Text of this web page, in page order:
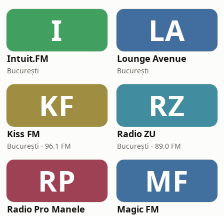
I
Intuit.FM
București
LA
Lounge Avenue
București
KF
Kiss FM
București · 96.1 FM
RZ
Radio ZU
București · 89.0 FM
RP
Radio Pro Manele
MF
Magic FM